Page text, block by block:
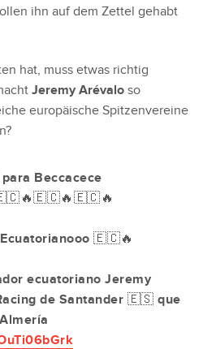
ihn auf dem Zettel gehabt
hat, muss etwas richtig
Jeremy Arévalo so
europäische Spitzenvereine
Beccacece
🇪🇨🔥
ecuatoriano Jeremy
de Santander 🇪🇸 que